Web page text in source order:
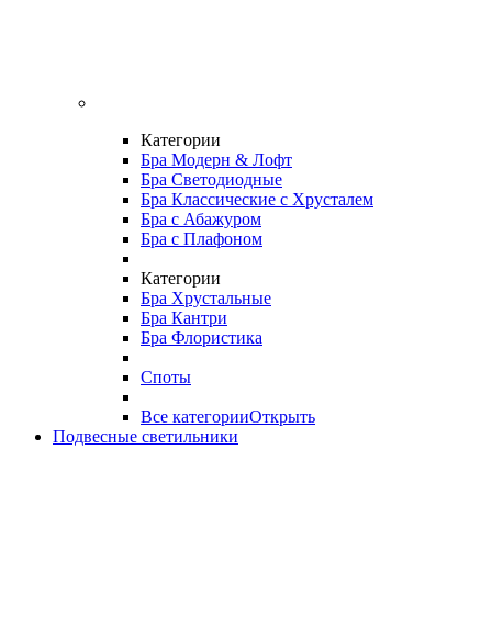
Категории
Бра Модерн & Лофт
Бра Светодиодные
Бра Классические с Хрусталем
Бра с Абажуром
Бра с Плафоном
Категории
Бра Хрустальные
Бра Кантри
Бра Флористика
Споты
Все категорииОткрыть
Подвесные светильники